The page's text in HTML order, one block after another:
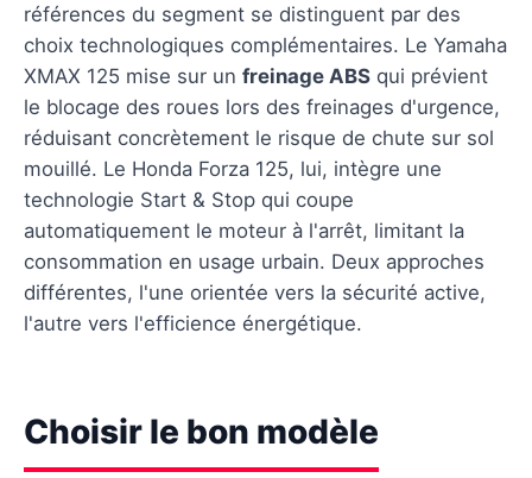
références du segment se distinguent par des
choix technologiques complémentaires. Le Yamaha
XMAX 125 mise sur un freinage ABS qui prévient
le blocage des roues lors des freinages d'urgence,
réduisant concrètement le risque de chute sur sol
mouillé. Le Honda Forza 125, lui, intègre une
technologie Start & Stop qui coupe
automatiquement le moteur à l'arrêt, limitant la
consommation en usage urbain. Deux approches
différentes, l'une orientée vers la sécurité active,
l'autre vers l'efficience énergétique.
Choisir le bon modèle